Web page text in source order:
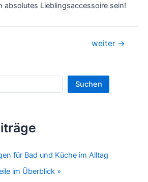
absolutes Lieblingsaccessoire sein!
weiter →
Suchen
für Bad und Küche im Alltag
im Überblick »